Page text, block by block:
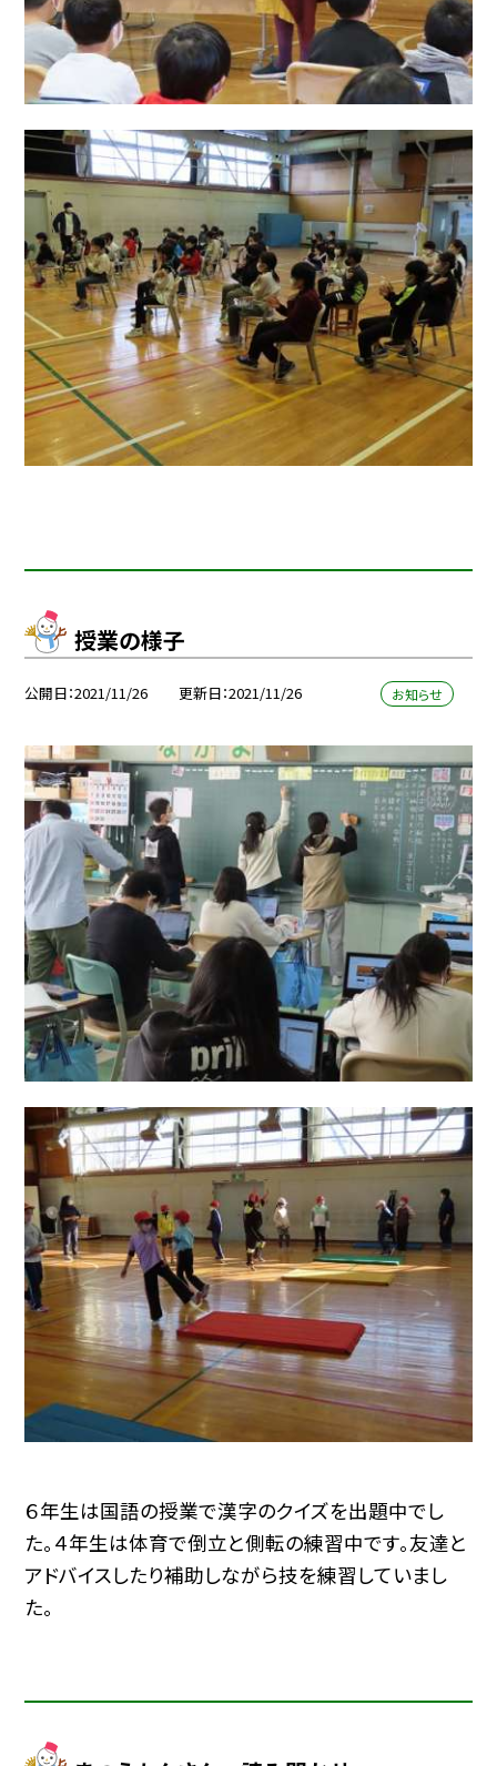
授業の様子
公開日 2021/11/26 更新日 2021/11/26 お知らせ
６年生は国語の授業で漢字のクイズを出題中でし
た。４年生は体育で倒立と側転の練習中です。友達と
アドバイスしたり補助しながら技を練習していまし
た。